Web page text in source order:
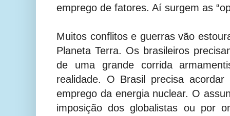
emprego de fatores. Aí surgem as
Muitos conflitos e guerras vão
Planeta Terra. Os brasileiros
de uma grande corrida
realidade. O Brasil precisa
emprego da energia nuclear. O
imposição dos globalistas ou por